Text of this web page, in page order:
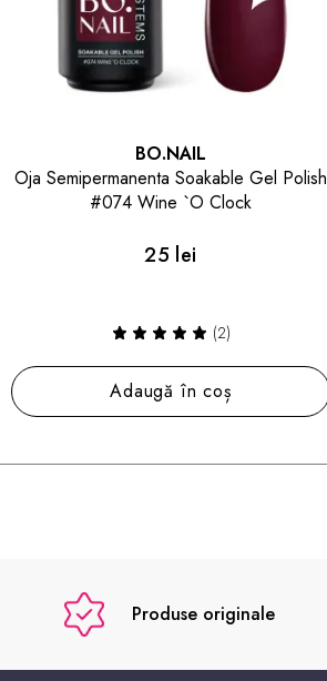
BO.NAIL
Oja Semipermanenta Soakable Gel Polish
#126 Cherry Blossom
25 lei
Adaugă în coș
Produse originale